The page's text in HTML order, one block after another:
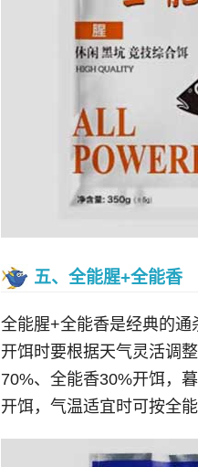
五、全能腥+全能香
全能腥+全能香是经典的通
开饵时要根据天气灵活调
70%、全能香30%开饵，
开饵，气温适宜时可按全